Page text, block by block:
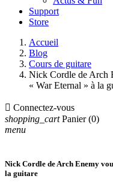
Support
Store
Accueil
Blog
Cours de guitare
Nick Cordle de Arch
« War Eternal » à la
 Connectez-vous
shopping_cart Panier (0)
menu
Nick Cordle de Arch Enemy
la guitare